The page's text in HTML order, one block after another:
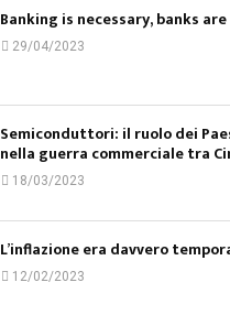
Banking is necessary, banks
29/04/2023
Semiconduttori: il ruolo dei
nella guerra commerciale tra
18/03/2023
L’inflazione era davvero
12/02/2023